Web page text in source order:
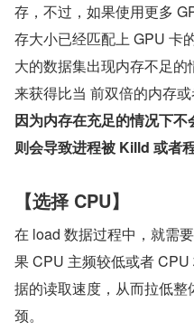
存，不过，如果使用更多
存大小已经匹配上 GPU 卡
大的数据集出现内存不足
来获得比当 前双倍的内存或
因为内存在充足的情况下
则会导致进程被 Killd 或者
【选择 CPU】
在 load 数据过程中，就需
果 CPU 主频较低或者
据的读取速度，从而拉低
颈。